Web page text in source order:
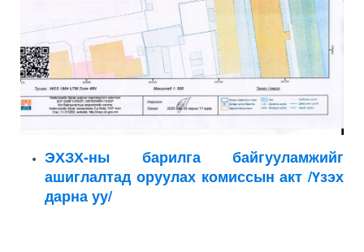
ЭХЗХ-ны барилга байгууламжийг
ашиглалтад оруулах комиссын акт /Үзэх
дарна уу/